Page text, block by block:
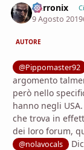
Burronix
9 Agosto 2019
AUTORE
@Pippomaster92
argomento
però nello
hanno negli
che trova in
dei loro forum,
@nolavocals